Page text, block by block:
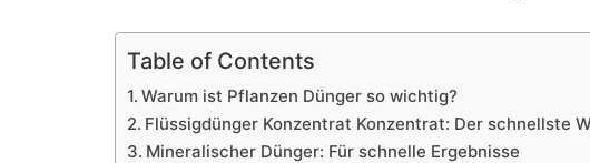
Table of Contents
Warum ist Pflanzen Dünger so wichtig?
Flüssigdünger Konzentrat Konzentrat: Der schnellste
Mineralischer Dünger: Für schnelle Ergebnisse